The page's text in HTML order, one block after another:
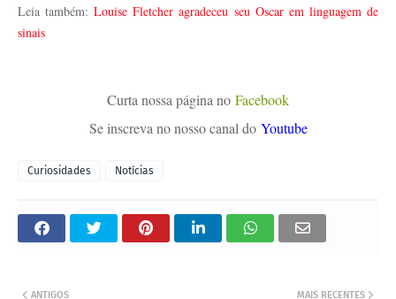
Leia também:Louise Fletcher agradeceu seu Oscar em linguagem de
sinais
Curta nossa página no Facebook
Se inscreva no nosso canal do Youtube
Curiosidades Notícias
MAIS RECENTES
ANTIGOS